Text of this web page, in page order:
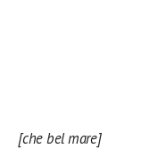
[che bel mare]